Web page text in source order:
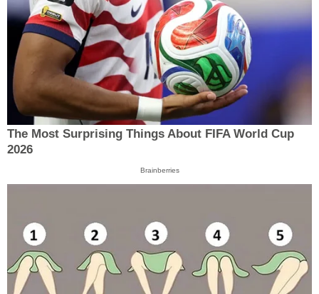
The Most Surprising Things About FIFA World Cup
2026
Brainberries